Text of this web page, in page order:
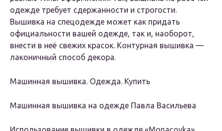
одежде требует сдержанности и строгости.
Вышивка на спецодежде может как придать
официальности вашей одежде, так и, наоборот,
внести в неё свежих красок. Контурная вышивка —
лаконичный способ декора.
Машинная вышивка. Одежда. Купить
Машинная вышивка на одежде Павла Васильева